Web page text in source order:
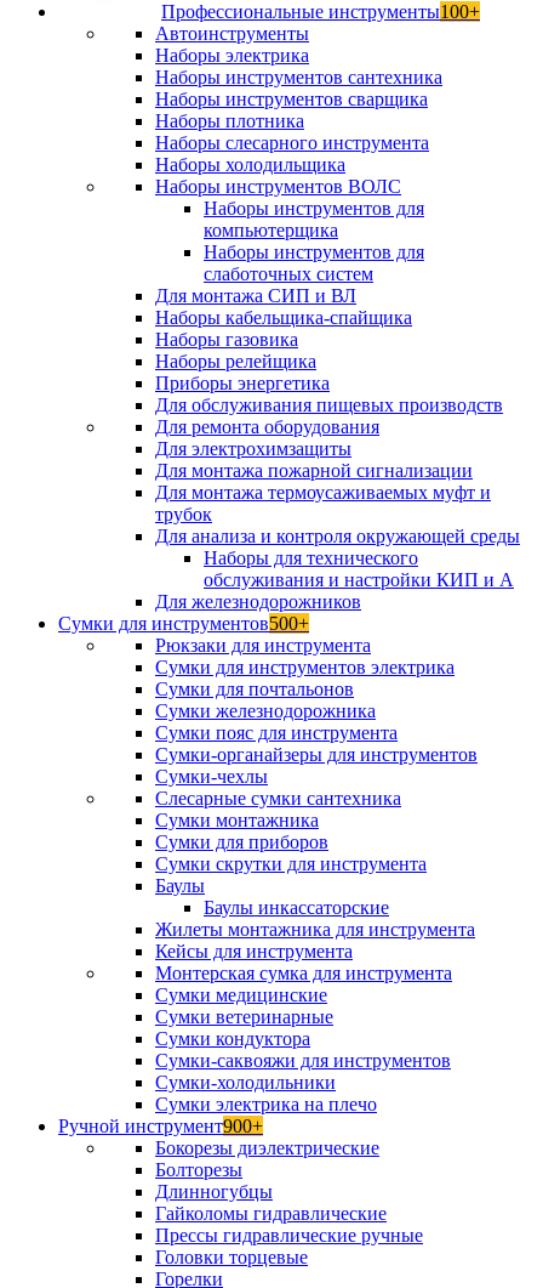
Профессиональные инструменты100+
Автоинструменты
Наборы электрика
Наборы инструментов сантехника
Наборы инструментов сварщика
Наборы плотника
Наборы слесарного инструмента
Наборы холодильщика
Наборы инструментов ВОЛС
Наборы инструментов для
компьютерщика
Наборы инструментов для
слаботочных систем
Для монтажа СИП и ВЛ
Наборы кабельщика-спайщика
Наборы газовика
Наборы релейщика
Приборы энергетика
Для обслуживания пищевых производств
Для ремонта оборудования
Для электрохимзащиты
Для монтажа пожарной сигнализации
Для монтажа термоусаживаемых муфт и
трубок
Для анализа и контроля окружающей среды
Наборы для технического
обслуживания и настройки КИП и А
Для железнодорожников
Сумки для инструментов500+
Рюкзаки для инструмента
Сумки для инструментов электрика
Сумки для почтальонов
Сумки железнодорожника
Сумки пояс для инструмента
Сумки-органайзеры для инструментов
Сумки-чехлы
Слесарные сумки сантехника
Сумки монтажника
Сумки для приборов
Сумки скрутки для инструмента
Баулы
Баулы инкассаторские
Жилеты монтажника для инструмента
Кейсы для инструмента
Монтерская сумка для инструмента
Сумки медицинские
Сумки ветеринарные
Сумки кондуктора
Сумки-саквояжи для инструментов
Сумки-холодильники
Сумки электрика на плечо
Ручной инструмент900+
Бокорезы диэлектрические
Болторезы
Длинногубцы
Гайколомы гидравлические
Прессы гидравлические ручные
Головки торцевые
Горелки